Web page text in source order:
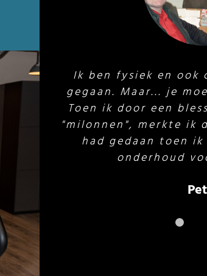
Ik vind het een fijn,
Het is allereerst
de dag, doordat het